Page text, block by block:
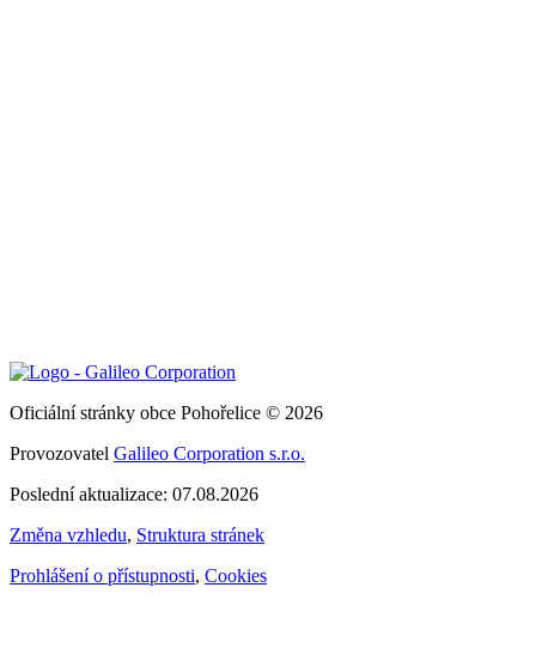
Oficiální stránky obce Pohořelice © 2026
Provozovatel Galileo Corporation s.r.o.
Poslední aktualizace: 07.08.2026
Změna vzhledu, Struktura stránek
Prohlášení o přístupnosti, Cookies